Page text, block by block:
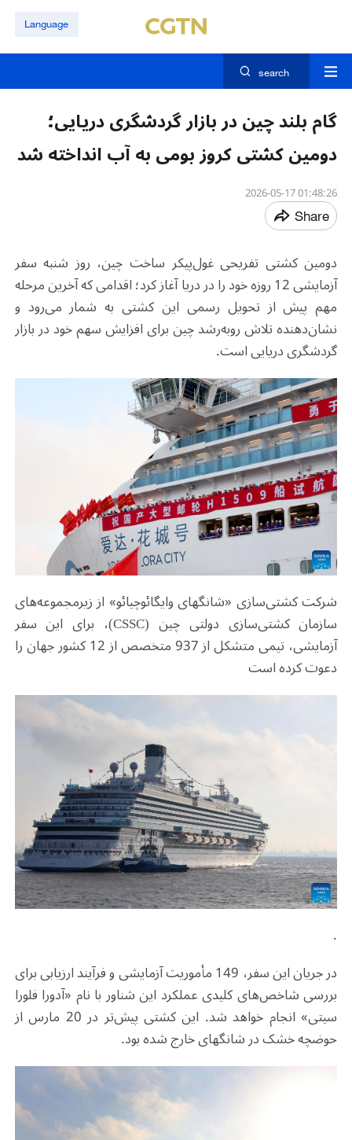
Language
search
گام بلند چین در بازار گردشگری دریایی؛
دومین کشتی کروز بومی به آب انداخته شد
01:48:26 2026-05-17
Share
دومین کشتی تفریحی غول‌پیکر ساخت چین، روز شنبه سفر
آزمایشی 12 روزه خود را در دریا آغاز کرد؛ اقدامی که آخرین مرحله
مهم پیش از تحویل رسمی این کشتی به شمار می‌رود و
نشان‌دهنده تلاش رو‌به‌رشد چین برای افزایش سهم خود در بازار
گردشگری دریایی است.
شرکت کشتی‌سازی «شانگهای وایگائوچیائو» از زیرمجموعه‌های
سازمان کشتی‌سازی دولتی چین (CSSC)، برای این سفر
آزمایشی، تیمی متشکل از 937 متخصص از 12 کشور جهان را
دعوت کرده است
.
در جریان این سفر، 149 مأموریت آزمایشی و فرآیند ارزیابی برای
بررسی شاخص‌های کلیدی عملکرد این شناور با نام «آدورا فلورا
سیتی»
انجام خواهد شد. این کشتی پیش‌تر در 20 مارس از
حوضچه خشک در شانگهای خارج شده بود.